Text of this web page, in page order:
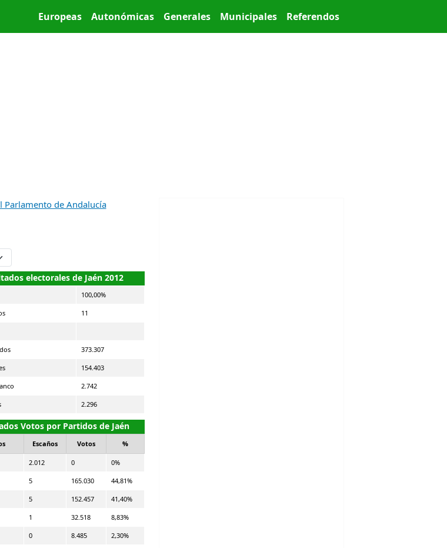
Main menu
Europeas Autonómicas Generales Municipales Referendos
Parlamento de Andalucía
electorales de Jaén 2012
100,00%
11
373.307
154.403
2.742
2.296
Votos por Partidos de Jaén
Escaños Votos %
2.012 0 0%
5 165.030 44,81%
5 152.457 41,40%
1 32.518 8,83%
0 8.485 2,30%